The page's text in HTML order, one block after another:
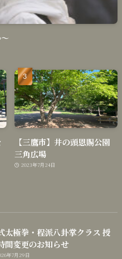
【三鷹市】井の頭恩賜公園
三角広場
2023年7月24日
太極拳・程派八卦掌クラス 授
間変更のお知らせ
年7月29日